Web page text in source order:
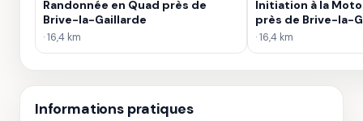
Randonnée en Quad près de
Brive-la-Gaillarde
· 16,4 km
Initiation à la
près de Brive-la-
· 16,4 km
Informations pratiques